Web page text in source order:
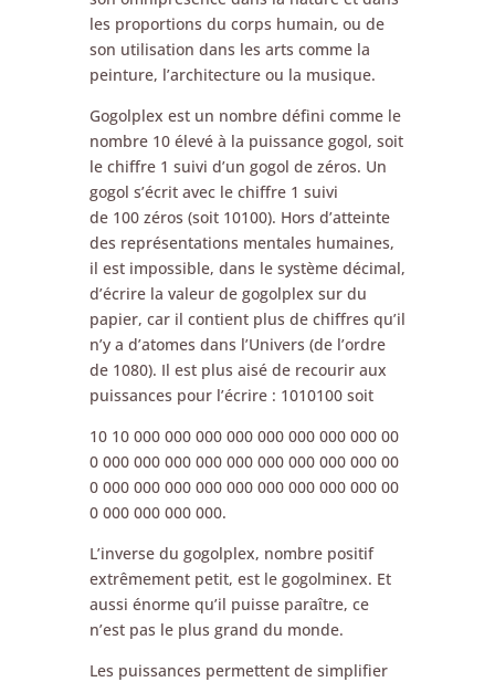
les proportions du corps humain, ou de
son utilisation dans les arts comme la
peinture, l’architecture ou la musique.
Gogolplex est un nombre défini comme le
nombre 10 élevé à la puissance gogol, soit
le chiffre 1 suivi d’un gogol de zéros. Un
gogol s’écrit avec le chiffre 1 suivi
de 100 zéros (soit 10100). Hors d’atteinte
des représentations mentales humaines,
il est impossible, dans le système décimal,
d’écrire la valeur de gogolplex sur du
papier, car il contient plus de chiffres qu’il
n’y a d’atomes dans l’Univers (de l’ordre
de 1080). Il est plus aisé de recourir aux
puissances pour l’écrire : 1010100 soit
10 10 000 000 000 000 000 000 000 000 00
0 000 000 000 000 000 000 000 000 000 00
0 000 000 000 000 000 000 000 000 000 00
0 000 000 000 000.
L’inverse du gogolplex, nombre positif
extrêmement petit, est le gogolminex. Et
aussi énorme qu’il puisse paraître, ce
n’est pas le plus grand du monde.
Les puissances permettent de simplifier